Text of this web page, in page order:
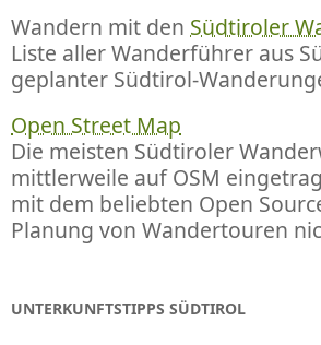
Wandern mit den Südtiroler
Liste aller Wanderführer aus
geplanter Südtirol-
Open Street Map
Die meisten Südtiroler
mittlerweile auf OSM
mit dem beliebten Open
Planung von Wandertouren
UNTERKUNFTSTIPPS SÜDTIROL